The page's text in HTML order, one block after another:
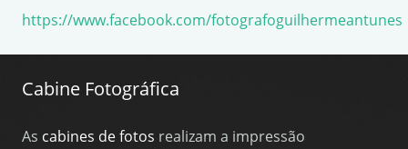
https://www.facebook.com/fotografoguilhermeantunes
Cabine Fotográfica
As cabines de fotos realizam a impressão